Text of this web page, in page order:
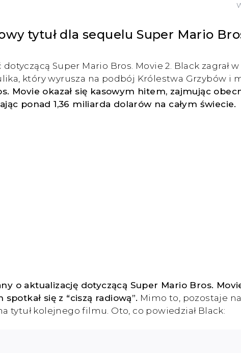
tytuł dla sequelu Super Mario
Super Mario Bros. Movie 2. Black zagrał
który wyrusza na podbój Królestwa Grzybów i
Movie okazał się kasowym hitem, zajmując
ponad 1,36 miliarda dolarów na całym świecie.
o aktualizację dotyczącą Super Mario Bros.
się z “ciszą radiową”. Mimo to, pozostaje
tytuł kolejnego filmu. Oto, co powiedział Black: